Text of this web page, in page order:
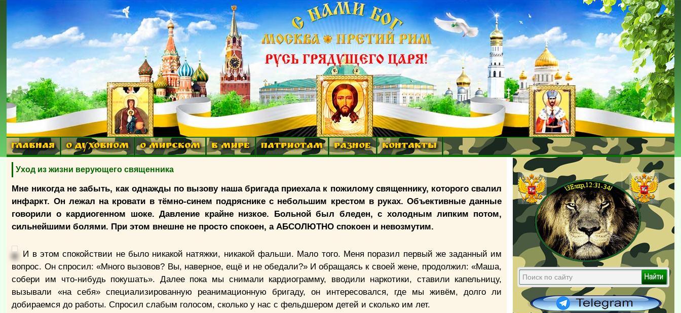
ГЛАВНАЯ О ДУХОВНОМ О МИРСКОМ В МИРЕ ПАТРИОТАМ РАЗНОЕ КОНТАКТЫ
Уход из жизни верующего священника
Мне никогда не забыть, как однажды по вызову наша бригада приехала к пожилому священнику, которого свалил
инфаркт. Он лежал на кровати в тёмно-синем подряснике с небольшим крестом в руках. Объективные данные
говорили о кардиогенном шоке. Давление крайне низкое. Больной был бледен, с холодным липким потом,
сильнейшими болями. При этом внешне не просто спокоен, а АБСОЛЮТНО спокоен и невозмутим.
И в этом спокойствии не было никакой натяжки, никакой фальши. Мало того. Меня поразил первый же заданный им
вопрос. Он спросил: «Много вызовов? Вы, наверное, ещё и не обедали?» И обращаясь к своей жене, продолжил: «Маша,
собери им что-нибудь покушать». Далее пока мы снимали кардиограмму, вводили наркотики, ставили капельницу,
вызывали «на себя» специализированную реанимационную бригаду, он интересовался, где мы живём, долго ли
добираемся до работы. Спросил слабым голосом, сколько у нас с фельдшером детей и сколько им лет.